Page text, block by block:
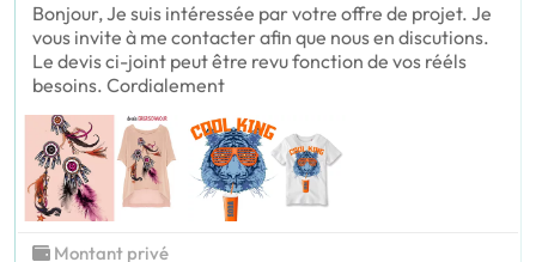
Bonjour, Je suis intéressée par votre offre de projet. Je
vous invite à me contacter afin que nous en discutions.
Le devis ci-joint peut être revu fonction de vos rééls
besoins. Cordialement
Montant privé